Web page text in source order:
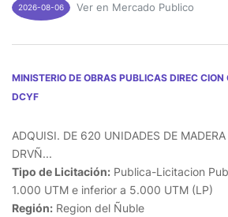
2026-08-06 Ver en Mercado Publico
MINISTERIO DE OBRAS PUBLICAS DIREC CION
DCYF
ADQUISI. DE 620 UNIDADES DE
DRVÑ...
Tipo de Licitación: Publica-Licitacion
1.000 UTM e inferior a 5.000 UTM (LP)
Región: Region del Ñuble